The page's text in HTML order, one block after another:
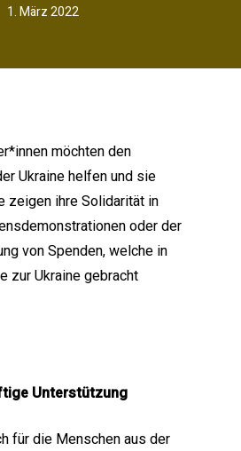
1. März 2022
möchten den
Ukraine helfen und sie
zeigen ihre Solidarität in
oder der
von Spenden, welche in
zur Ukraine gebracht
Unterstützung
für die Menschen aus der